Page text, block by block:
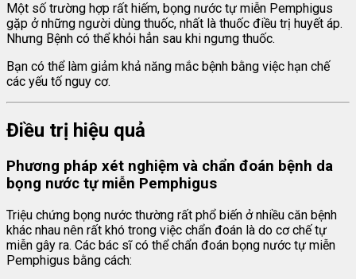
Một số trường hợp rất hiếm, bọng nước tự miễn Pemphigus
gặp ở những người dùng thuốc, nhất là thuốc điều trị huyết áp.
Nhưng Bệnh có thể khỏi hẳn sau khi ngưng thuốc.
Bạn có thể làm giảm khả năng mắc bệnh bằng việc hạn chế
các yếu tố nguy cơ.
Điều trị hiệu quả
Phương pháp xét nghiệm và chẩn đoán bệnh da
bọng nước tự miễn Pemphigus
Triệu chứng bọng nước thường rất phổ biến ở nhiều căn bệnh
khác nhau nên rất khó trong việc chẩn đoán là do cơ chế tự
miễn gây ra. Các bác sĩ có thể chẩn đoán bọng nước tự miễn
Pemphigus bằng cách: